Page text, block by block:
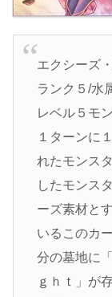
エクシーズ
ランク５/水
レベル５モ
１ターンに
れたモンス
したモンス
ーズ素材と
いるこのカ
分の墓地に
ｇｈｔ」が